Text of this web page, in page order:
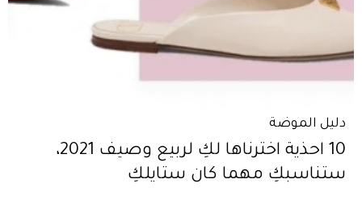
دليل الموضة
10 احذية اخترناها لكِ لربيع وصيف 2021،
ستناسبكِ مهما كان ستايلكِ